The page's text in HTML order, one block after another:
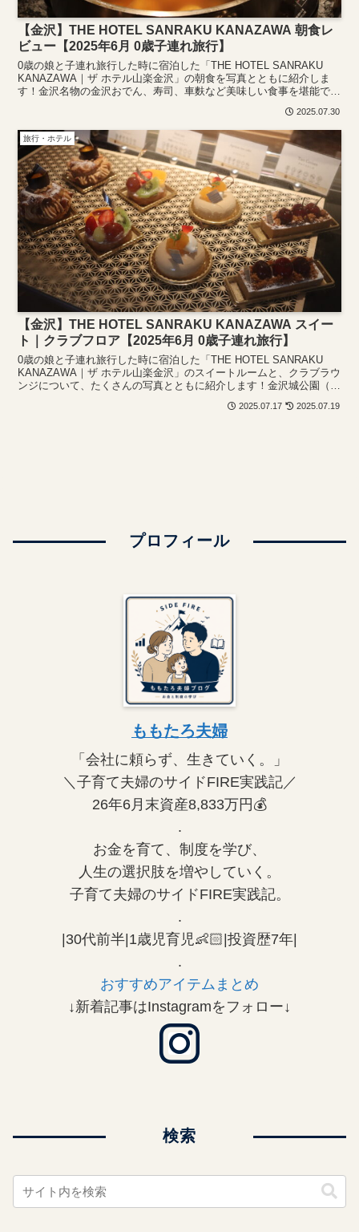
【金沢】THE HOTEL SANRAKU KANAZAWA 朝食レ
ビュー【2025年6月 0歳子連れ旅行】
0歳の娘と子連れ旅行した時に宿泊した「THE HOTEL SANRAKU
KANAZAWA｜ザ ホテル山楽金沢」の朝食を写真とともに紹介しま
す！金沢名物の金沢おでん、寿司、車麩など美味しい食事を堪能でき
2025.07.30
旅行・ホテル
【金沢】THE HOTEL SANRAKU KANAZAWA スイー
ト｜クラブフロア【2025年6月 0歳子連れ旅行】
0歳の娘と子連れ旅行した時に宿泊した「THE HOTEL SANRAKU
KANAZAWA｜ザ ホテル山楽金沢」のスイートルームと、クラブラウ
ンジについて、たくさんの写真とともに紹介します！金沢城公園（兼
2025.07.17 2025.07.19
プロフィール
ももたろ夫婦
「会社に頼らず、生きていく。」
＼子育て夫婦のサイドFIRE実践記／
26年6月末資産8,833万円💰
.
お金を育て、制度を学び、
人生の選択肢を増やしていく。
子育て夫婦のサイドFIRE実践記。
.
|30代前半|1歳児育児👶🏻|投資歴7年|
.
おすすめアイテムまとめ
↓新着記事はInstagramをフォロー↓
検索